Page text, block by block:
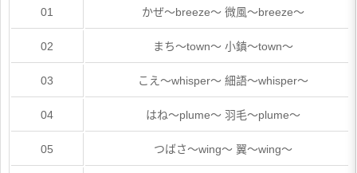
01 かぜ～breeze～ 微風～breeze～
02 まち～town～ 小鎮～town～
03 こえ～whisper～ 細語～whisper～
04 はね～plume～ 羽毛～plume～
05 つばさ～wing～ 翼～wing～